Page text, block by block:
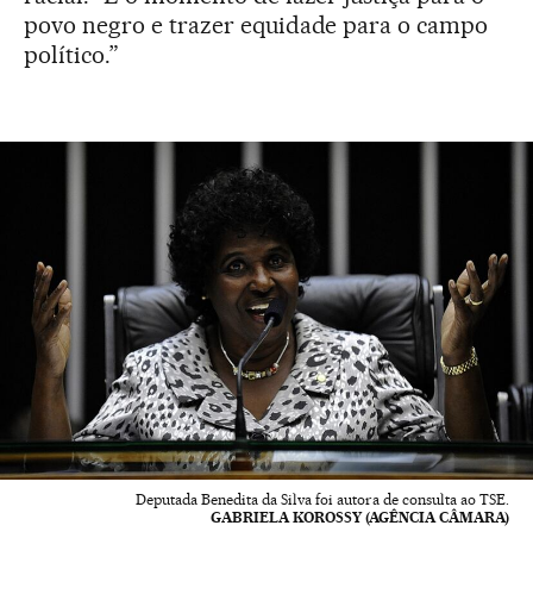
povo negro e trazer equidade para o campo
político.”
Deputada Benedita da Silva foi autora de consulta ao TSE.
GABRIELA KOROSSY (AGÊNCIA CÂMARA)